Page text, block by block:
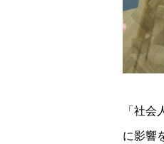
「社
に影響